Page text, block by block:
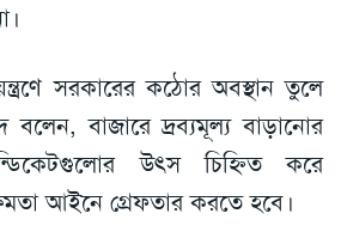
সরকারের কঠোর অবস্থান তুলে
বাজারে দ্রব্যমূল্য বাড়ানোর
উৎস চিহ্নিত করে
আইনে গ্রেফতার করতে হবে।